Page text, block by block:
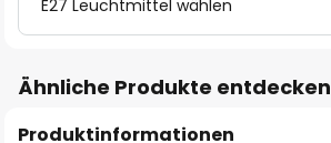
E27 Leuchtmittel wählen
Ähnliche Produkte entdecken
Produktinformationen